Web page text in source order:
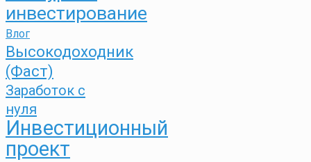
инвестирование
Влог
Высокодоходник
(Фаст)
Заработок с
нуля
Инвестиционный
проект